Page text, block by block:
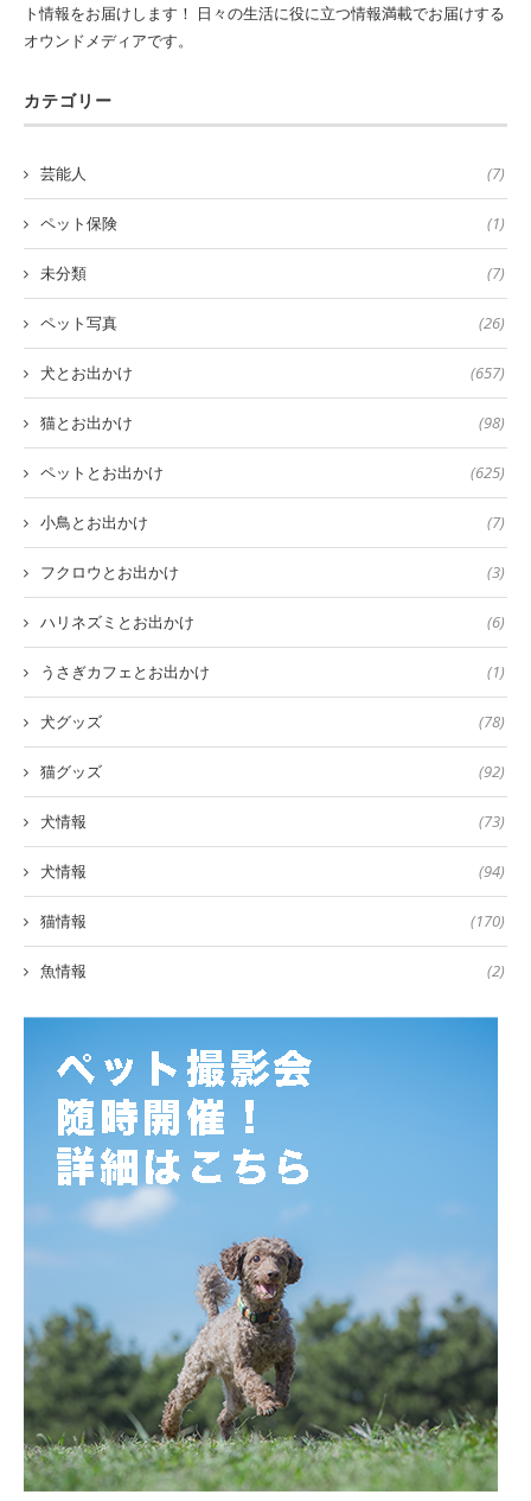
ト情報をお届けします！ 日々の生活に役に立つ情報満載でお届けする
オウンドメディアです。
カテゴリー
芸能人 (7)
ペット保険 (1)
未分類 (7)
ペット写真 (26)
犬とお出かけ (657)
猫とお出かけ (98)
ペットとお出かけ (625)
小鳥とお出かけ (7)
フクロウとお出かけ (3)
ハリネズミとお出かけ (6)
うさぎカフェとお出かけ (1)
犬グッズ (78)
猫グッズ (92)
犬情報 (73)
犬情報 (94)
猫情報 (170)
魚情報 (2)